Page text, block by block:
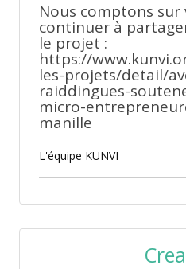
Nous comptons sur
continuer à
le projet :
https://
les-projets/detail/
raiddingues-
micro-
manille
L'équipe KUNVI